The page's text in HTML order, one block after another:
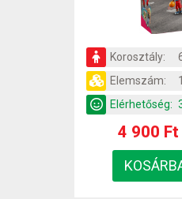
Korosztály:
Elemszám:
Elérhetőség:
4 900 Ft